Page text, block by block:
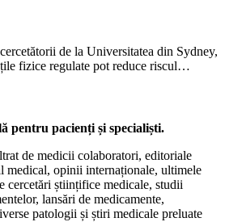
de la Universitatea din Sydney,
fizice regulate pot reduce riscul…
pentru pacienți și specialiști.
de medicii colaboratori, editoriale
medical, opinii internaționale, ultimele
cercetări științifice medicale, studii
lansări de medicamente,
patologii și știri medicale preluate